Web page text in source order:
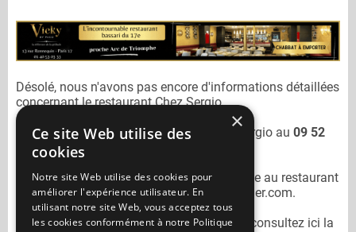
Désolé, nous n'avons pas encore d'informations détaillées
concernant le restaurant Chez Sergio.
Vous pouvez joindre le restaurant
Chez Sergio au 09 52
80 88 88
N'oubliez pas de préciser lors de votre sortie au restaurant
Chez Sergioqu'il n'est pas sur Mangercacher.com.
Pour consulter un autre restaurant cacher
consultez ici la
×
Ce site Web utilise des
cookies
Notre site Web utilise des cookies pour
améliorer l'expérience utilisateur. En
utilisant notre site Web, vous acceptez tous
les cookies conformément à notre Politique